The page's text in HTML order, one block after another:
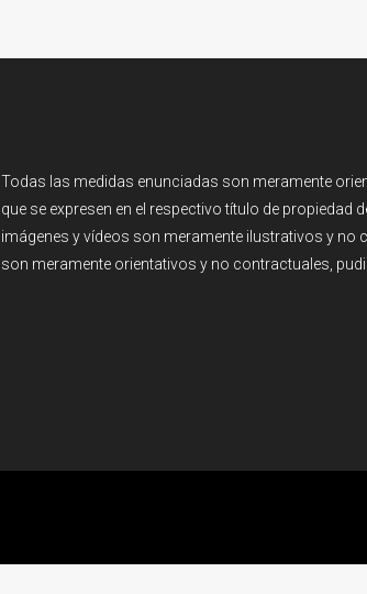
Todas las medidas enunciadas son meramente
que se expresen en el respectivo título de propiedad
imágenes y vídeos son meramente ilustrativos y
son meramente orientativos y no contractuales,